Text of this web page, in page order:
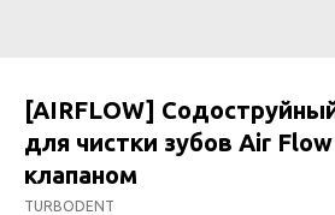
[AIRFLOW]
для чистки зубов Air
клапаном
TURBODENT